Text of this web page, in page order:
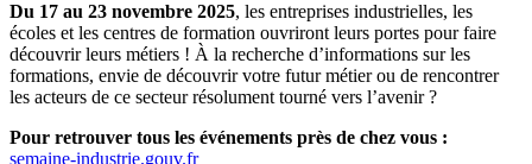
Du 17 au 23 novembre 2025, les entreprises industrielles, les
écoles et les centres de formation ouvriront leurs portes pour faire
découvrir leurs métiers ! À la recherche d’informations sur les
formations, envie de découvrir votre futur métier ou de rencontrer
les acteurs de ce secteur résolument tourné vers l’avenir ?
Pour retrouver tous les événements près de chez vous :
semaine-industrie.gouv.fr